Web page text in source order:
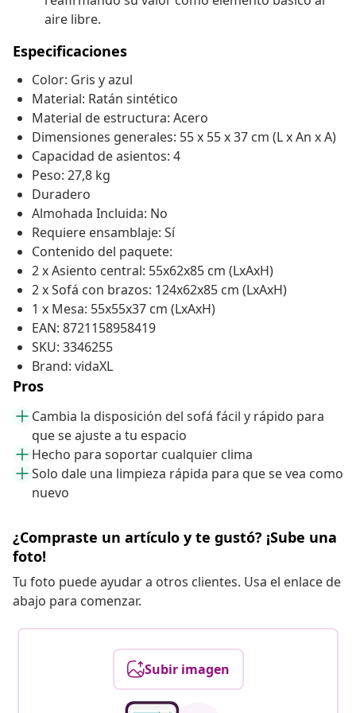
aire libre.
Especificaciones
Color: Gris y azul
Material: Ratán sintético
Material de estructura: Acero
Dimensiones generales: 55 x 55 x 37 cm (L x An x A)
Capacidad de asientos: 4
Peso: 27,8 kg
Duradero
Almohada Incluida: No
Requiere ensamblaje: Sí
Contenido del paquete:
2 x Asiento central: 55x62x85 cm (LxAxH)
2 x Sofá con brazos: 124x62x85 cm (LxAxH)
1 x Mesa: 55x55x37 cm (LxAxH)
EAN: 8721158958419
SKU: 3346255
Brand: vidaXL
Pros
Cambia la disposición del sofá fácil y rápido para
que se ajuste a tu espacio
Hecho para soportar cualquier clima
Solo dale una limpieza rápida para que se vea como
nuevo
¿Compraste un artículo y te gustó? ¡Sube una
foto!
Tu foto puede ayudar a otros clientes. Usa el enlace de
abajo para comenzar.
Subir imagen